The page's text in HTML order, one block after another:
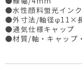
●水性顔料蛍光インク
●外寸法/軸径φ11×
●通気仕様キャップ
●材質/軸・キャップ